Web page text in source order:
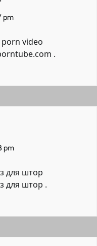
pm
video
.
pm
для штор
для штор .